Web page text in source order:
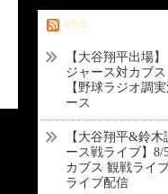
RSS
【大谷翔平出場
ジャース対カブ
【野球ラジオ調
ース
【大谷翔平&鈴
ース戦ライブ】
カブス 観戦ライ
ライブ配信